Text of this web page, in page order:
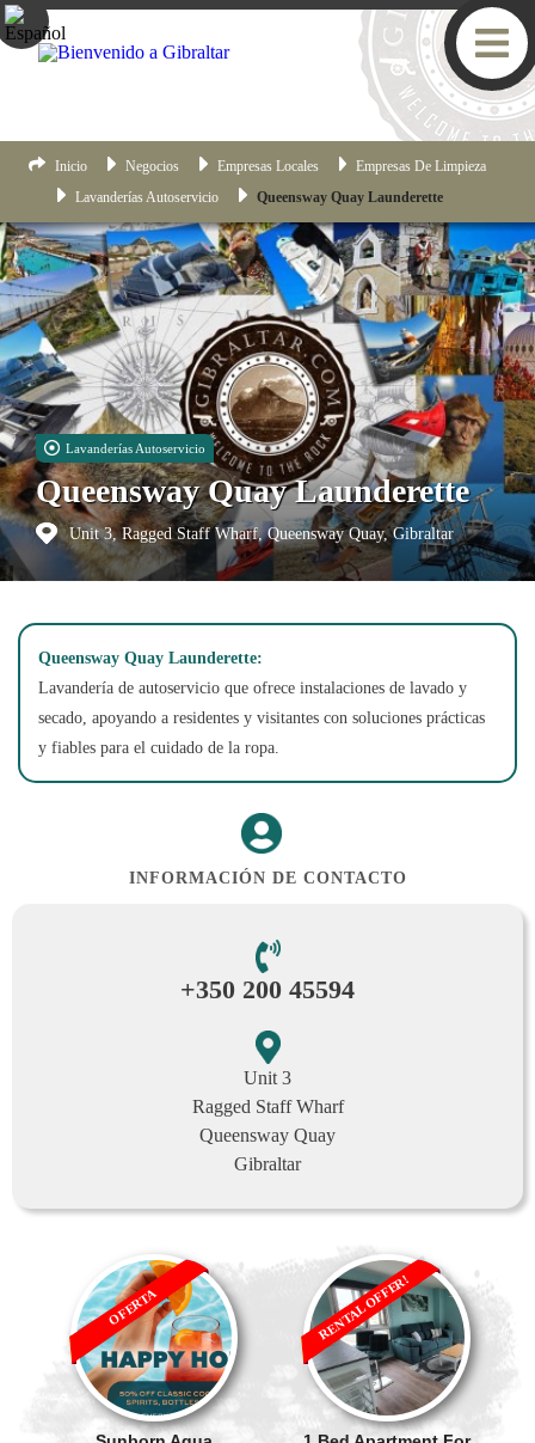
Inicio Negocios Empresas Locales
Empresas De Limpieza
Lavanderías Autoservicio
Queensway Quay Launderette
Lavanderías Autoservicio
Queensway Quay Launderette
Unit 3, Ragged Staff Wharf, Queensway Quay, Gibraltar
Queensway Quay Launderette:
Lavandería de autoservicio que ofrece instalaciones de lavado y
secado, apoyando a residentes y visitantes con soluciones prácticas
y fiables para el cuidado de la ropa.
INFORMACIÓN DE CONTACTO
+350 200 45594
Unit 3
Ragged Staff Wharf
Queensway Quay
Gibraltar
OFERTA RENTAL OFFER!